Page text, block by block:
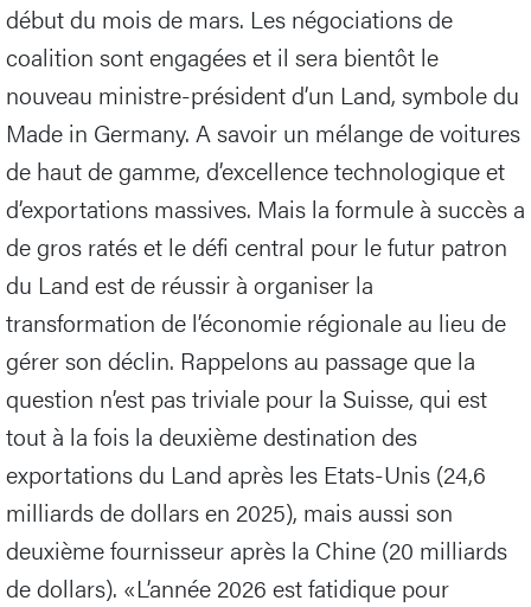
début du mois de mars. Les négociations de
coalition sont engagées et il sera bientôt le
nouveau ministre-président d’un Land, symbole du
Made in Germany. A savoir un mélange de voitures
de haut de gamme, d’excellence technologique et
d’exportations massives. Mais la formule à succès a
de gros ratés et le défi central pour le futur patron
du Land est de réussir à organiser la
transformation de l’économie régionale au lieu de
gérer son déclin. Rappelons au passage que la
question n’est pas triviale pour la Suisse, qui est
tout à la fois la deuxième destination des
exportations du Land après les Etats-Unis (24,6
milliards de dollars en 2025), mais aussi son
deuxième fournisseur après la Chine (20 milliards
de dollars). «L’année 2026 est fatidique pour